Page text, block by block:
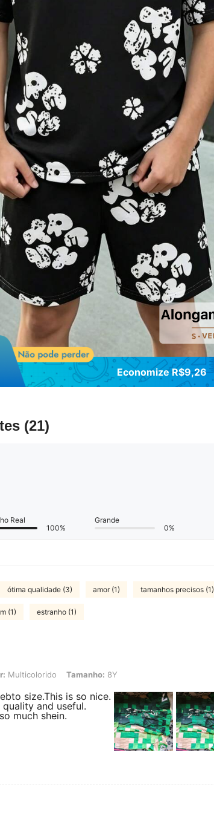
Economize R$9,26
(21)
Real
100%
Grande
0%
ótima qualidade (3) amor (1) tamanhos precisos (1)
(1) estranho (1)
Tamanho: 8Y
Multicolorido Tamanho: 8Y
size.This is so nice.
and useful.
much shein.